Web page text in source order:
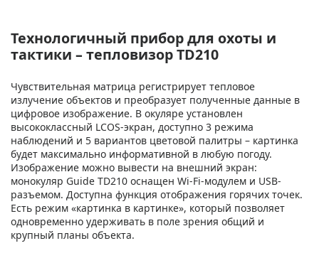
Технологичный прибор для охоты и
тактики – тепловизор TD210
Чувствительная матрица регистрирует тепловое
излучение объектов и преобразует полученные данные в
цифровое изображение. В окуляре установлен
высококлассный LCOS-экран, доступно 3 режима
наблюдений и 5 вариантов цветовой палитры – картинка
будет максимально информативной в любую погоду.
Изображение можно вывести на внешний экран:
монокуляр Guide TD210 оснащен Wi-Fi-модулем и USB-
разъемом. Доступна функция отображения горячих точек.
Есть режим «картинка в картинке», который позволяет
одновременно удерживать в поле зрения общий и
крупный планы объекта.